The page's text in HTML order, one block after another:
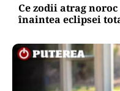
Ce zodii atrag noroc
înaintea eclipsei